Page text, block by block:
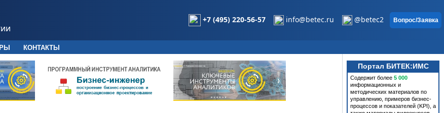
Портал БИТЕК:ИМС
Содержит более 5 000
информационных и
методических материалов по
управлению, примеров бизнес-
процессов и показателей (KPI), а
+7 (495) 220-56-57 info@betec.ru @betec2 Вопрос/Заявка
КОНТАКТЫ